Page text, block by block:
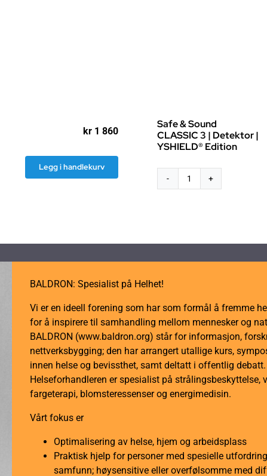
kr 1 860
Legg i handlekurv
Safe & Sound
CLASSIC 3 | Detektor |
YSHIELD® Edition
Safe
Edition
antall
BALDRON: Spesialist på Helhet!
Vi er en ideell forening som har som formål å fremme
for å inspirere til samhandling mellom mennesker og
BALDRON (www.baldron.org) står for informasjon,
nettverksbygging; den har arrangert utallige kurs,
innen helse og bevissthet, samt deltatt i offentlig debatt.
Helseforhandleren er spesialist på strålingsbeskyttelse,
fargeterapi, blomsteressenser og energimedisin.
Vårt fokus er
Optimalisering av helse, hjem og arbeidsplass
Praktisk hjelp for personer med spesielle
samfunn; høysensitive eller overfølsomme med